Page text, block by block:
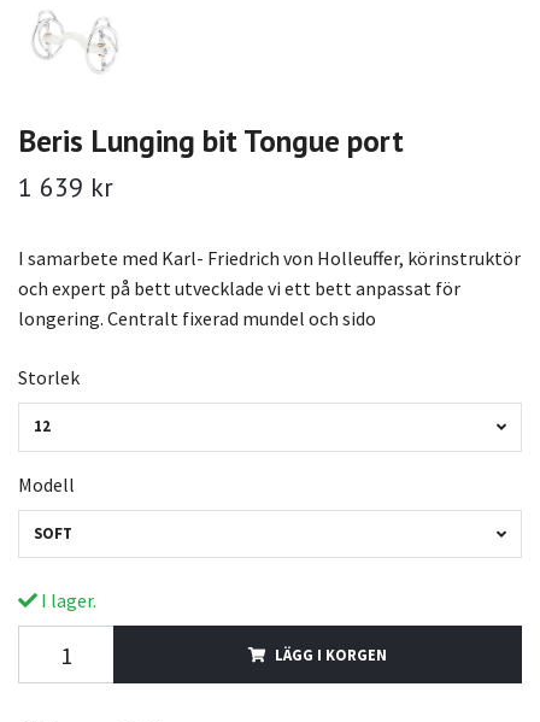
Beris Lunging bit Tongue port
1 639 kr
I samarbete med Karl- Friedrich von Holleuffer, körinstruktör
och expert på bett utvecklade vi ett bett anpassat för
longering. Centralt fixerad mundel och sido
Storlek
12
Modell
SOFT
I lager.
LÄGG I KORGEN